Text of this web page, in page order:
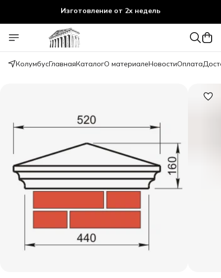
Изготовление от 2х недель
КолумбусГлавнаяКаталогО материалеНовостиОплата